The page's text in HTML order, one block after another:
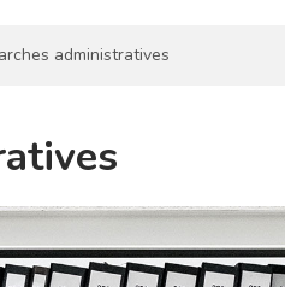
administratives